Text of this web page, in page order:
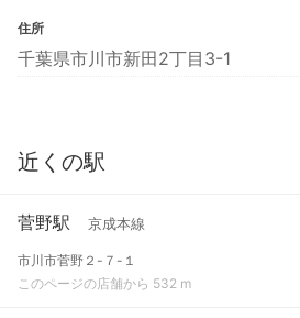
住所
千葉県市川市新田2丁目3-1
近くの駅
菅野駅 京成本線
市川市菅野２-７-１
このページの店舗から 532 m